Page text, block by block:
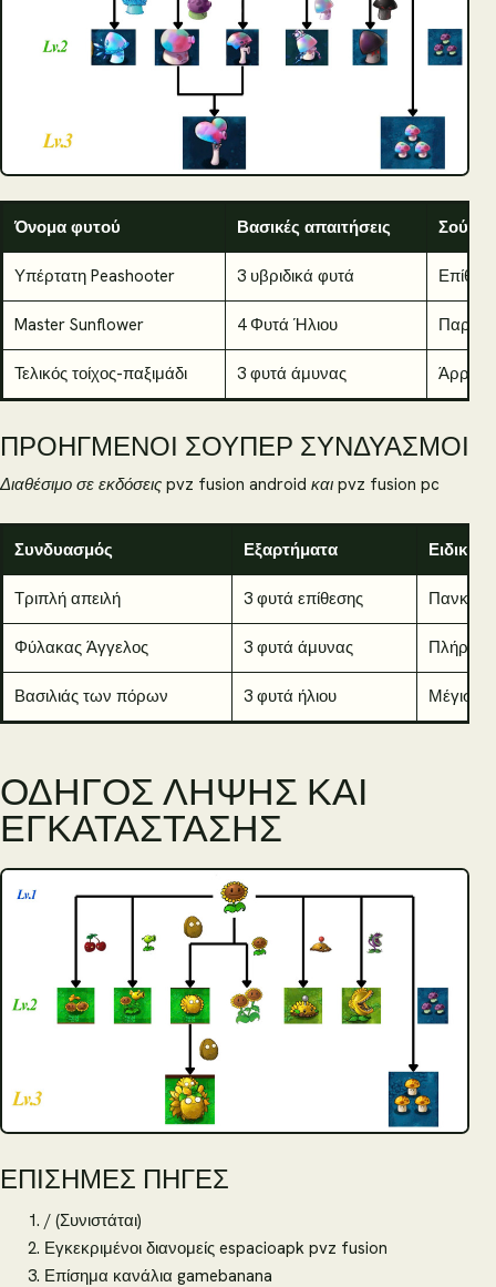
Όνομα φυτού Βασικές απαιτήσεις
Υπέρτατη Peashooter 3 υβριδικά φυτά
Master Sunflower 4 Φυτά Ήλιου
Τελικός τοίχος-παξιμάδι 3 φυτά άμυνας
ΠΡΟΗΓΜΈΝΟΙ ΣΟΎΠΕΡ ΣΥΝΔΥΑΣΜΟΊ
Διαθέσιμο σε εκδόσεις pvz fusion android και pvz fusion pc
Συνδυασμός Εξαρτήματα Ειδική
Τριπλή απειλή 3 φυτά επίθεσης
Φύλακας Άγγελος 3 φυτά άμυνας Πλήρης
Βασιλιάς των πόρων 3 φυτά ήλιου
ΟΔΗΓΌΣ ΛΉΨΗΣ ΚΑΙ
ΕΓΚΑΤΆΣΤΑΣΗΣ
ΕΠΊΣΗΜΕΣ ΠΗΓΈΣ
/ (Συνιστάται)
Εγκεκριμένοι διανομείς espacioapk pvz fusion
Επίσημα κανάλια gamebanana